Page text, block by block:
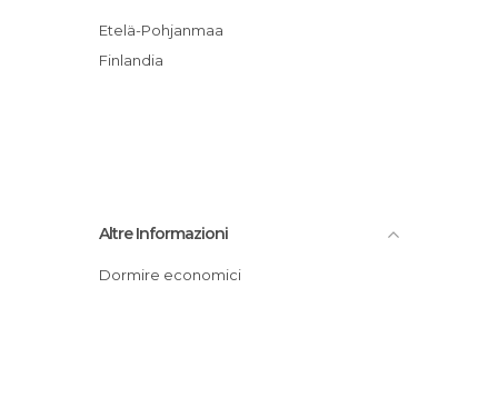
Etelä-Pohjanmaa
Finlandia
Altre Informazioni
Dormire economici